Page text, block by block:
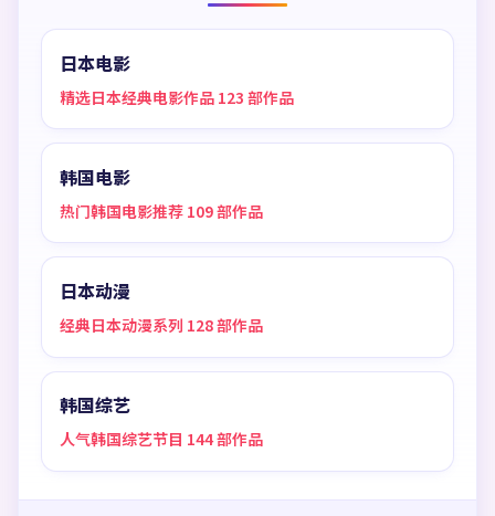
日本电影
精选日本经典电影作品 123 部作品
韩国电影
热门韩国电影推荐 109 部作品
日本动漫
经典日本动漫系列 128 部作品
韩国综艺
人气韩国综艺节目 144 部作品